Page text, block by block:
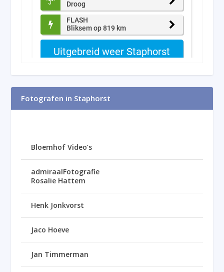
Fotografen in Staphorst
Bloemhof Video’s
admiraalFotografie
Rosalie Hattem
Henk Jonkvorst
Jaco Hoeve
Jan Timmerman